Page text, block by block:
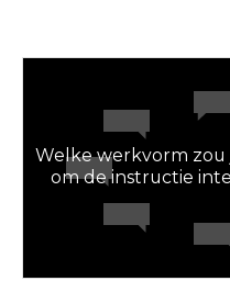
Welke werkvorm
om de instructie